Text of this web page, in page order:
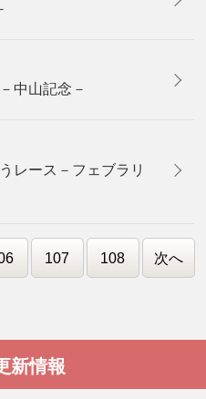
中山記念－
レース－フェブラリ
107 108 次へ
新情報